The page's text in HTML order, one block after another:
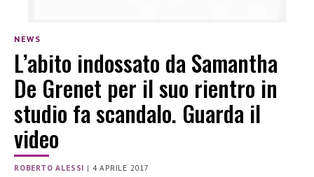
NEWS
L’abito indossato da Samantha
De Grenet per il suo rientro in
studio fa scandalo. Guarda il
video
ROBERTO ALESSI | 4 APRILE 2017